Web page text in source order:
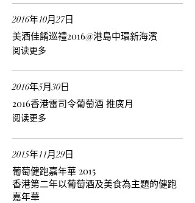
2016年10月27日
美酒佳餚巡禮2016@港島中環新海濱
阅读更多
2016年5月30日
2016香港雷司令葡萄酒 推廣月
阅读更多
2015年11月29日
葡萄健跑嘉年華 2015
香港第二年以葡萄酒及美食為主題的健跑
嘉年華